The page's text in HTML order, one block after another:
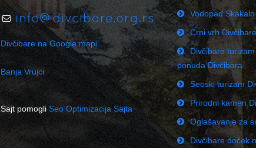
info@divcibare.org.rs
Divčibare na Google mapi
Banja Vrujci
Sajt pomogli Seo Optimizacija Sajta
Vodopad
Crni vrh Divčibare
Divčibare
ponuda Divčibara
Seoski turizam
Prirodni kamen
Oglašavanje za
Divčibare doček